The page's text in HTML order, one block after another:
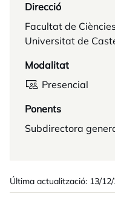
Direcció
Facultat de
Universitat de
Modalitat
Presencial
Ponents
Subdirectora
Última actualització: 13/